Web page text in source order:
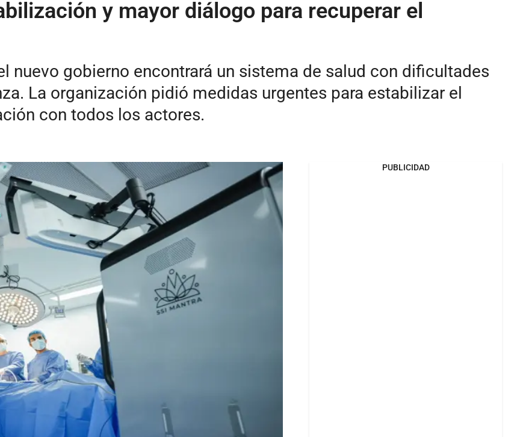
y mayor diálogo para recuperar el
nuevo gobierno encontrará un sistema de salud con dificultades
La organización pidió medidas urgentes para estabilizar el
con todos los actores.
PUBLICIDAD